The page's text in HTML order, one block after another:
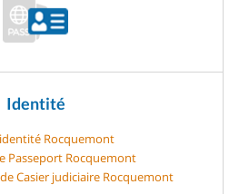
Identité
Rocquemont
Passeport Rocquemont
Casier judiciaire Rocquemont